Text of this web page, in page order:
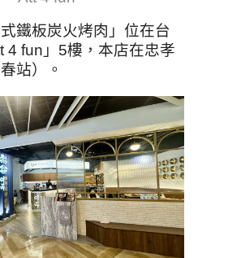
鐵板炭火烤肉」位在台
4 fun」5樓，本店在忠孝
站）。